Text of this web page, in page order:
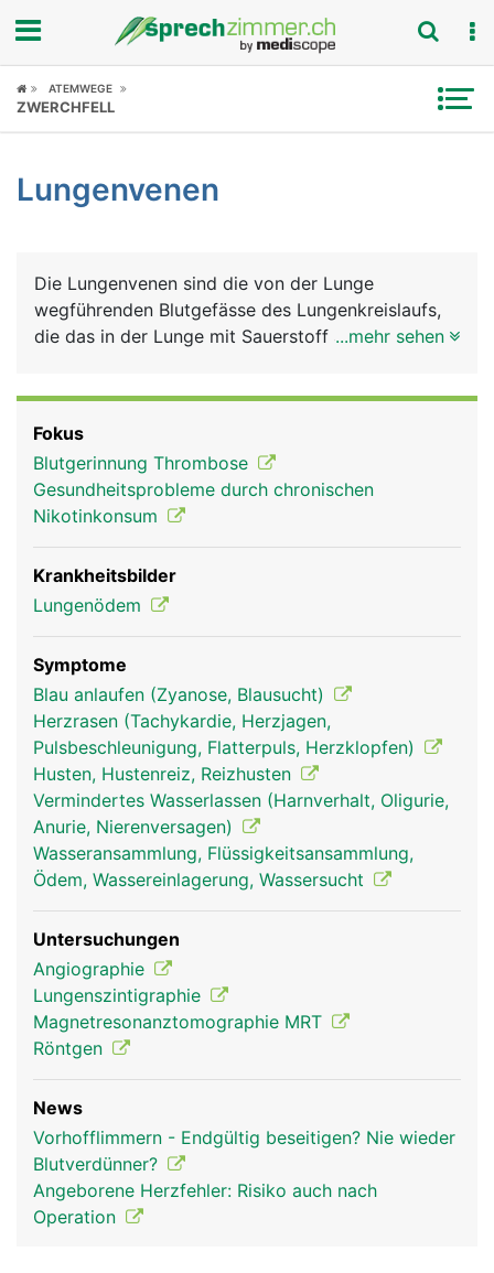
Fokus
Symptome
News
Rubriken
ATEMWEGE
ZWERCHFELL
Lungenvenen
Die Lungenvenen sind die von der Lunge
wegführenden Blutgefässe des Lungenkreislaufs,
die das in der Lunge mit Sauerstoff angereicherte
normalerweise die Arterien. Das sauerstoffreiche
Blut aus der Lunge wird über das Herz in die
Arterien des Körperkreislaufs gepumpt.
lungenvenen mann
...mehr sehen
Fokus
Blutgerinnung Thrombose
Gesundheitsprobleme durch chronischen
Nikotinkonsum
Krankheitsbilder
Lungenödem
Symptome
Blau anlaufen (Zyanose, Blausucht)
Herzrasen (Tachykardie, Herzjagen,
Pulsbeschleunigung, Flatterpuls, Herzklopfen)
Husten, Hustenreiz, Reizhusten
Vermindertes Wasserlassen (Harnverhalt, Oligurie,
Anurie, Nierenversagen)
Wasseransammlung, Flüssigkeitsansammlung,
Ödem, Wassereinlagerung, Wassersucht
Untersuchungen
Angiographie
Lungenszintigraphie
Magnetresonanztomographie MRT
Röntgen
News
Vorhofflimmern - Endgültig beseitigen? Nie wieder
Blutverdünner?
Angeborene Herzfehler: Risiko auch nach
Operation